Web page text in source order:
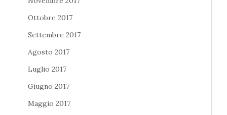
Ottobre 2017
Settembre 2017
Agosto 2017
Luglio 2017
Giugno 2017
Maggio 2017